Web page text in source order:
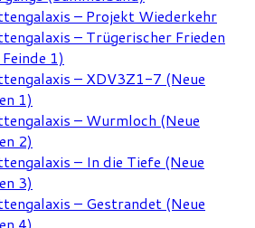
– Projekt Wiederkehr
– Trügerischer Frieden
1)
– XDV3Z1-7 (Neue
1)
– Wurmloch (Neue
2)
– In die Tiefe (Neue
3)
– Gestrandet (Neue